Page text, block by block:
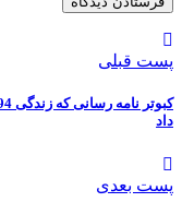
پست قبلی
داد
پست بعدی